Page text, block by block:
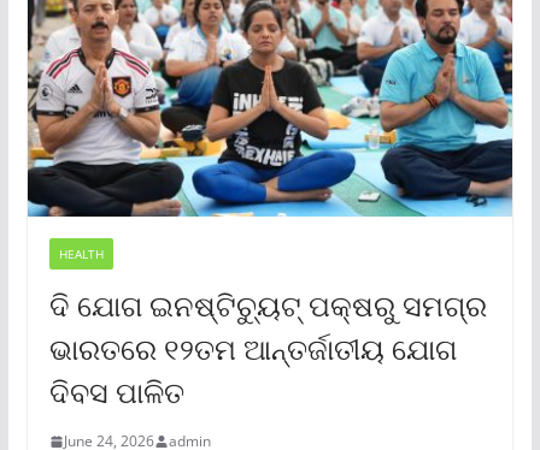
HEALTH
ଦି ଯୋଗ ଇନଷ୍ଟିଚ୍ୟୁଟ୍ ପକ୍ଷରୁ ସମଗ୍ର
ଭାରତରେ ୧୨ତମ ଆନ୍ତର୍ଜାତୀୟ ଯୋଗ
ଦିବସ ପାଳିତ
June 24, 2026 admin